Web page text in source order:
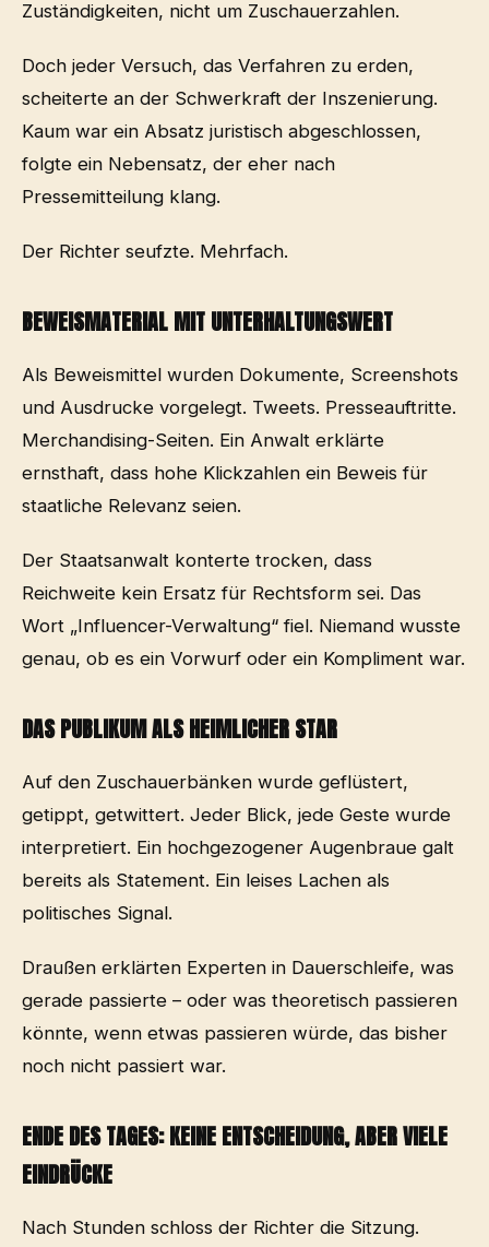
Zuständigkeiten, nicht um Zuschauerzahlen.
Doch jeder Versuch, das Verfahren zu erden,
scheiterte an der Schwerkraft der Inszenierung.
Kaum war ein Absatz juristisch abgeschlossen,
folgte ein Nebensatz, der eher nach
Pressemitteilung klang.
Der Richter seufzte. Mehrfach.
BEWEISMATERIAL MIT UNTERHALTUNGSWERT
Als Beweismittel wurden Dokumente, Screenshots
und Ausdrucke vorgelegt. Tweets. Presseauftritte.
Merchandising-Seiten. Ein Anwalt erklärte
ernsthaft, dass hohe Klickzahlen ein Beweis für
staatliche Relevanz seien.
Der Staatsanwalt konterte trocken, dass
Reichweite kein Ersatz für Rechtsform sei. Das
Wort „Influencer-Verwaltung“ fiel. Niemand wusste
genau, ob es ein Vorwurf oder ein Kompliment war.
DAS PUBLIKUM ALS HEIMLICHER STAR
Auf den Zuschauerbänken wurde geflüstert,
getippt, getwittert. Jeder Blick, jede Geste wurde
interpretiert. Ein hochgezogener Augenbraue galt
bereits als Statement. Ein leises Lachen als
politisches Signal.
Draußen erklärten Experten in Dauerschleife, was
gerade passierte – oder was theoretisch passieren
könnte, wenn etwas passieren würde, das bisher
noch nicht passiert war.
ENDE DES TAGES: KEINE ENTSCHEIDUNG, ABER VIELE
EINDRÜCKE
Nach Stunden schloss der Richter die Sitzung.